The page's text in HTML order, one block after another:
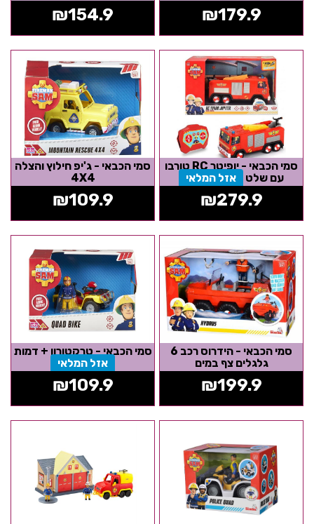
₪179.9
₪154.9
סמי הכבאי - יופיטר RC טורבו
עם שלט
אזל המלאי
₪279.9
סמי הכבאי - ג'יפ חילוץ והצלה
4X4
₪109.9
סמי הכבאי - הידרוס רכב 6
גלגלים צף במים
₪199.9
סמי הכבאי - טרקטורון + דמות
אזל המלאי
₪109.9